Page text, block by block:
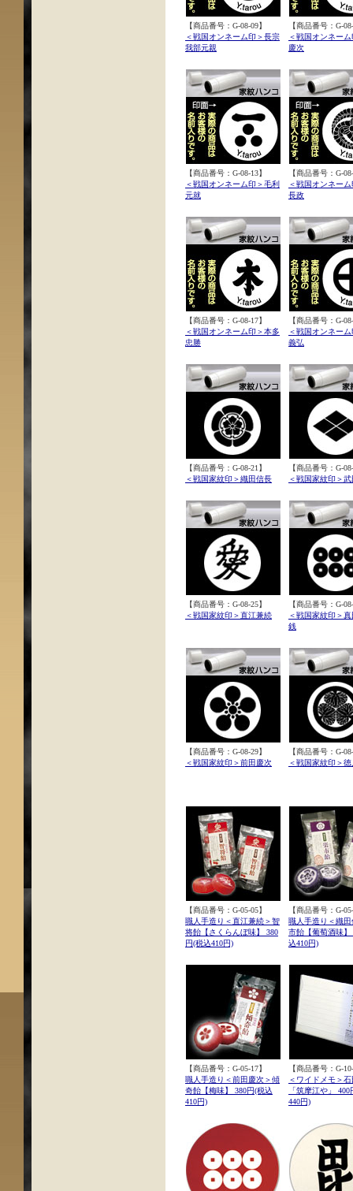
【商品番号：G-08-09】
＜戦国オンネーム印＞長宗
我部元親
【商品番号：G-
＜戦国オンネー
慶次
【商品番号：G-08-13】
＜戦国オンネーム印＞毛利
元就
【商品番号：G-
＜戦国オンネー
長政
【商品番号：G-08-17】
＜戦国オンネーム印＞本多
忠勝
【商品番号：G-
＜戦国オンネー
義弘
【商品番号：G-08-21】
＜戦国家紋印＞織田信長
【商品番号：G-
＜戦国家紋印＞
【商品番号：G-08-25】
＜戦国家紋印＞直江兼続
【商品番号：G-
＜戦国家紋印＞
銭
【商品番号：G-08-29】
＜戦国家紋印＞前田慶次
【商品番号：G-
＜戦国家紋印＞
【商品番号：G-05-05】
職人手造り＜直江兼続＞智
将飴【さくらんぼ味】 380
円(税込410円)
【商品番号：G-
職人手造り＜織
市飴【葡萄酒味】
込410円)
【商品番号：G-05-17】
職人手造り＜前田慶次＞傾
奇飴【梅味】 380円(税込
410円)
【商品番号：G-
＜ワイドメモ＞
「筑摩江や」 400
440円)